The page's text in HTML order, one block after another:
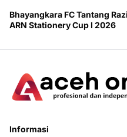
Bhayangkara FC Tantang
ARN Stationery Cup I 2026
Informasi